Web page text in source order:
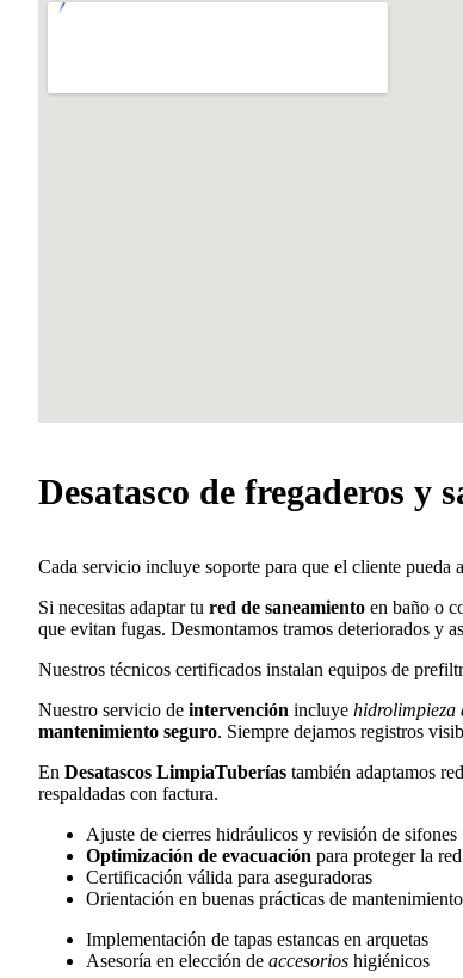
Desatasco de fregaderos y
Cada servicio incluye soporte para que el cliente pueda
Si necesitas adaptar tu red de saneamiento en baño o
que evitan fugas. Desmontamos tramos deteriorados y
Nuestros técnicos certificados instalan equipos de
Nuestro servicio de intervención incluye hidrolimpieza
mantenimiento seguro. Siempre dejamos registros
En Desatascos LimpiaTuberías también adaptamos
respaldadas con factura.
Ajuste de cierres hidráulicos y revisión de sifones
Optimización de evacuación para proteger la red
Certificación válida para aseguradoras
Orientación en buenas prácticas de mantenimiento
Implementación de tapas estancas en arquetas
Asesoría en elección de accesorios higiénicos